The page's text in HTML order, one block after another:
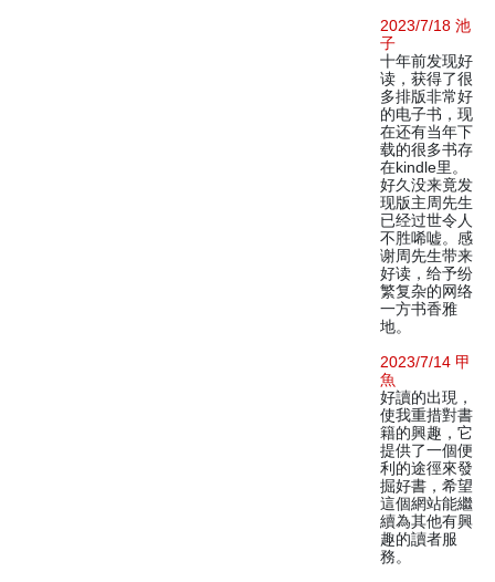
2023/7/18 池
子
十年前发现好
读，获得了很
多排版非常好
的电子书，现
在还有当年下
载的很多书存
在kindle里。
好久没来竟发
现版主周先生
已经过世令人
不胜唏嘘。感
谢周先生带来
好读，给予纷
繁复杂的网络
一方书香雅
地。
2023/7/14 甲
魚
好讀的出現，
使我重措對書
籍的興趣，它
提供了一個便
利的途徑來發
掘好書，希望
這個網站能繼
續為其他有興
趣的讀者服
務。